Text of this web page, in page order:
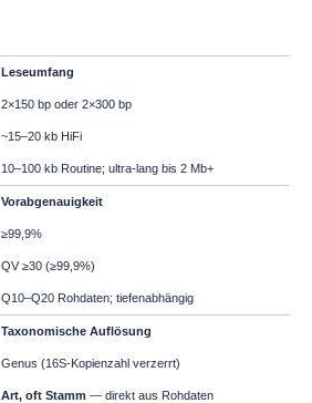
Leseumfang
2×150 bp oder 2×300 bp
~15–20 kb HiFi
10–100 kb Routine; ultra-lang bis 2 Mb+
Vorabgenauigkeit
≥99,9%
QV ≥30 (≥99,9%)
Q10–Q20 Rohdaten; tiefenabhängig
Taxonomische Auflösung
Genus (16S-Kopienzahl verzerrt)
Art, oft Stamm — direkt aus Rohdaten